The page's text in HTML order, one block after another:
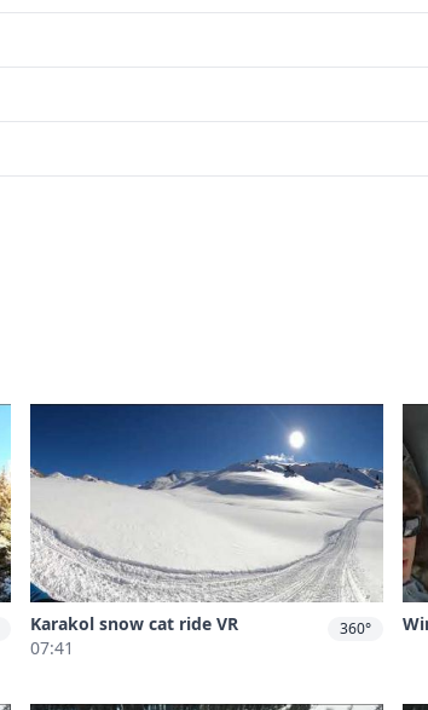
Karakol snow cat ride VR
07:41
360°